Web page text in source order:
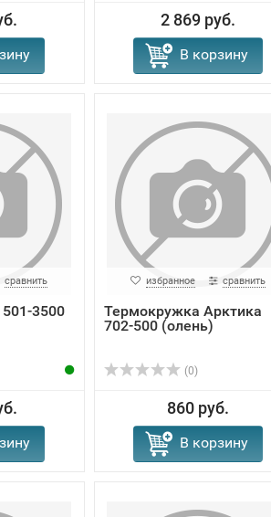
2 869 руб.
В корзину
сравнить
3500
избранное сравнить
Термокружка Арктика
702-500 (олень)
(0)
860 руб.
В корзину